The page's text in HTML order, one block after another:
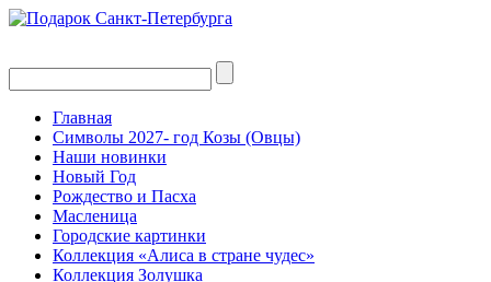
Главная
Символы 2027- год Козы (Овцы)
Наши новинки
Новый Год
Рождество и Пасха
Масленица
Городские картинки
Коллекция «Алиса в стране чудес»
Коллекция Золушка